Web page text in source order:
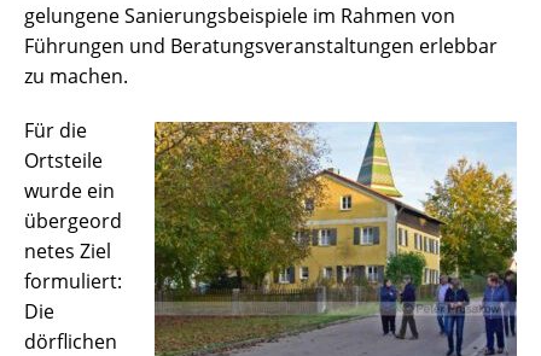
gelungene Sanierungsbeispiele im Rahmen von
Führungen und Beratungsveranstaltungen erlebbar
zu machen.
Für die
Ortsteile
wurde ein
übergeord
netes Ziel
formuliert:
Die
dörflichen